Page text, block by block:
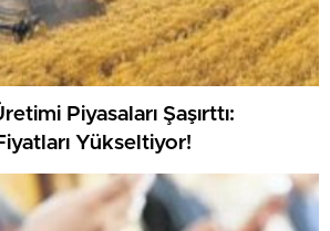
Piyasaları Şaşırttı:
Yükseltiyor!